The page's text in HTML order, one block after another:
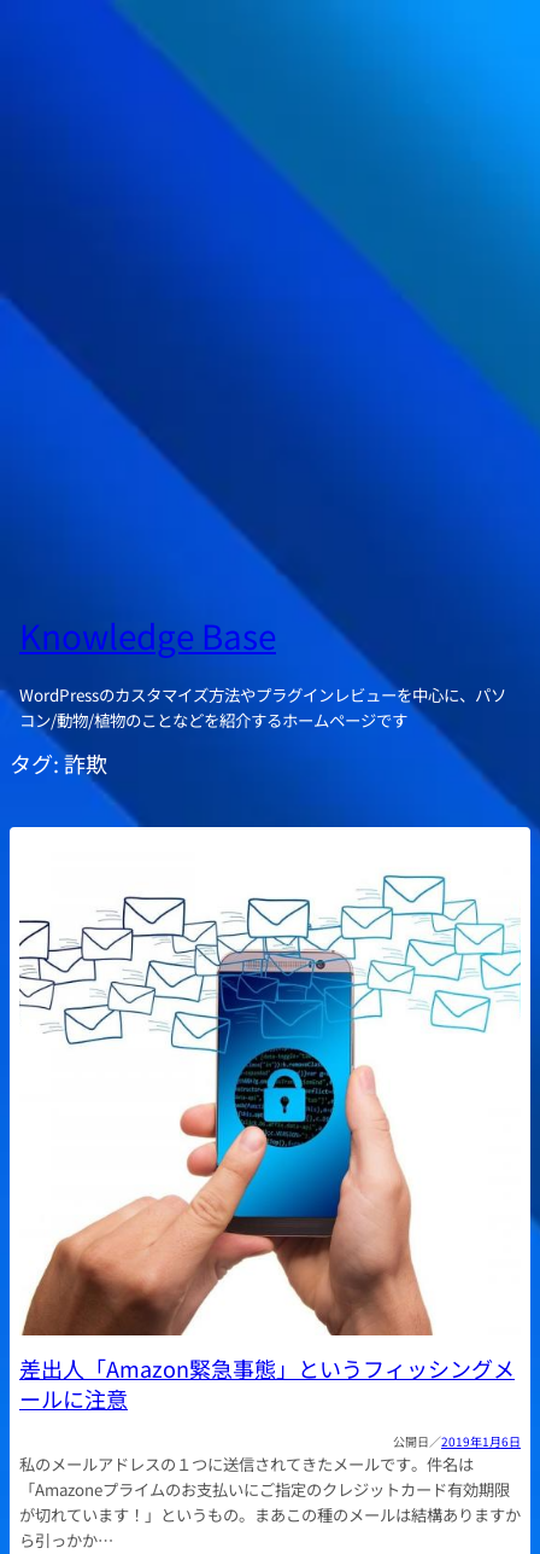
Knowledge Base
WordPressのカスタマイズ方法やプラグインレビューを中心に、パソ
コン/動物/植物のことなどを紹介するホームページです
タグ:詐欺
差出人「Amazon緊急事態」というフィッシングメ
ールに注意
2019年1月6日
私のメールアドレスの１つに送信されてきたメールです。件名は
「Amazoneプライムのお支払いにご指定のクレジットカード有効期限
が切れています！」というもの。まあこの種のメールは結構ありますか
ら引っかか…